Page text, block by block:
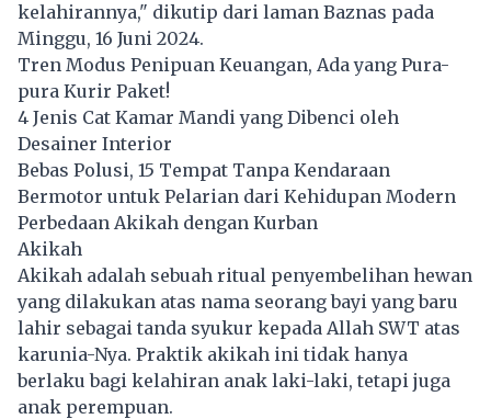
kelahirannya," dikutip dari laman Baznas pada
Minggu, 16 Juni 2024.
Tren Modus Penipuan Keuangan, Ada yang Pura-
pura Kurir Paket!
​​4 Jenis Cat Kamar Mandi yang Dibenci oleh
Desainer Interior
Bebas Polusi, 15 Tempat Tanpa Kendaraan
Bermotor untuk Pelarian dari Kehidupan Modern
Perbedaan Akikah dengan Kurban
Akikah
Akikah adalah sebuah ritual penyembelihan hewan
yang dilakukan atas nama seorang bayi yang baru
lahir sebagai tanda syukur kepada Allah SWT atas
karunia-Nya. Praktik akikah ini tidak hanya
berlaku bagi kelahiran anak laki-laki, tetapi juga
anak perempuan.